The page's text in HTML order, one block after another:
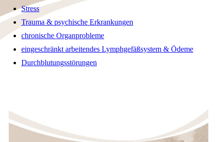
Stress
Trauma & psychische Erkrankungen
chronische Organprobleme
eingeschränkt arbeitendes Lymphgefäßsystem & Ödeme
Durchblutungsstörungen